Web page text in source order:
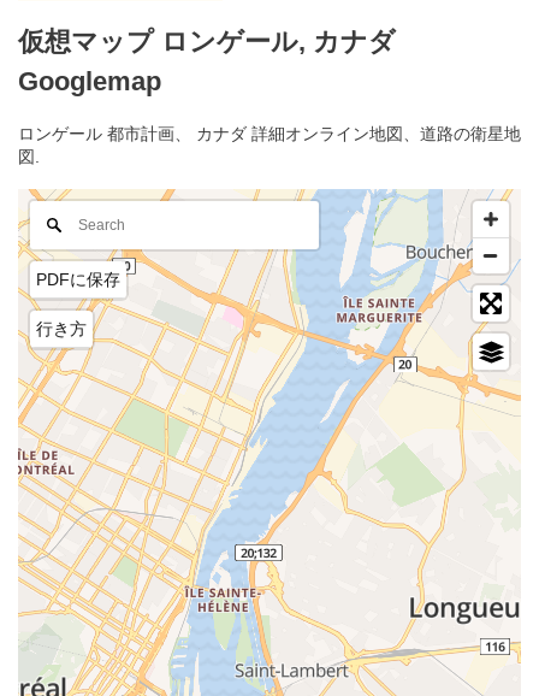
仮想マップ ロンゲール, カナダ
Googlemap
ロンゲール 都市計画、 カナダ 詳細オンライン地図、道路の衛星地
図.
PDFに保存
行き方